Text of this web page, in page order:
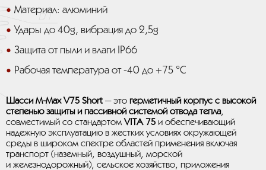
Материал: алюминий
Удары до 40g, вибрация до 2,5g
Защита от пыли и влаги IP66
Рабочая температура от -40 до +75 °C
Шасси M-Max V75 Short — это герметичный корпус с высокой
степенью защиты и пассивной системой отвода тепла,
совместимый со стандартом VITA 75 и обеспечивающий
надежную эксплуатацию в жестких условиях окружающей
среды в широком спектре областей применения включая
транспорт (наземный, воздушный, морской
и железнодорожный), сельское хозяйство, приложения